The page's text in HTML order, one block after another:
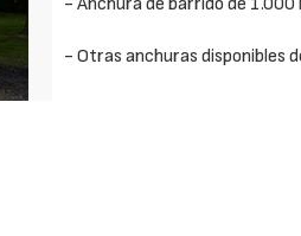
- Otras anchuras disponibles